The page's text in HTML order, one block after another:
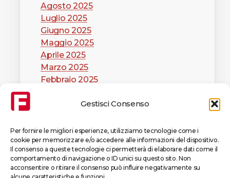
Gestisci Consenso
Per fornire le migliori esperienze, utilizziamo tecnologie come i
cookie per memorizzare e/o accedere alle informazioni del dispositivo.
Il consenso a queste tecnologie ci permetterà di elaborare dati come il
comportamento di navigazione o ID unici su questo sito. Non
acconsentire o ritirare il consenso può influire negativamente su
Agosto 2025
Luglio 2025
Giugno 2025
Maggio 2025
Aprile 2025
Marzo 2025
Febbraio 2025
x-
twitter
facebook linkedin youtube instagram